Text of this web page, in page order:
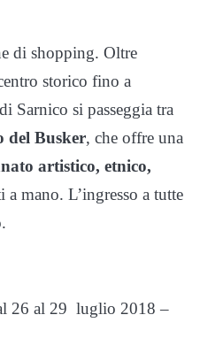
di shopping. Oltre
storico fino a
Sarnico si passeggia tra
del Busker, che offre una
artistico, etnico,
a mano. L’ingresso a tutte
26 al 29 luglio 2018 –